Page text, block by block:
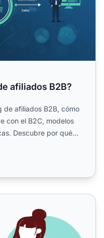
afiliados B2B?
de afiliados B2B, cómo
con el B2C, modelos
Descubre por qué
B2B para impulsar